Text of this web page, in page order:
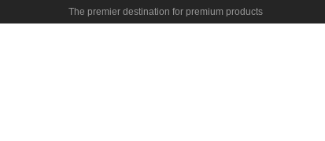
The premier destination for premium products